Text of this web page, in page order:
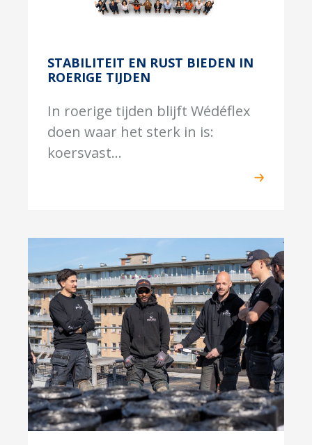
STABILITEIT EN RUST BIEDEN IN
ROERIGE TIJDEN
In roerige tijden blijft Wédéflex
doen waar het sterk in is:
koersvast...